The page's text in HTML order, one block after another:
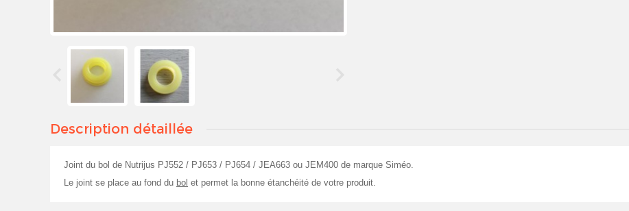
Description détaillée
Joint du bol de Nutrijus PJ552 / PJ653 / PJ654 / JEA663 ou JEM400 de marque Siméo.
Le joint se place au fond du bol et permet la bonne étanchéité de votre produit.